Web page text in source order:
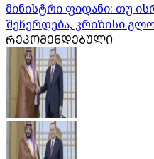
მინისტრი ფიდანი: თუ
შეჩერდება, კრიზისი
ᲠᲔᲙᲝᲛᲔᲜᲓᲔᲑᲣᲚᲘ